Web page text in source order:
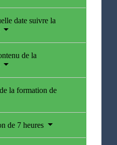
date suivre la
de la
la formation de
de 7 heures